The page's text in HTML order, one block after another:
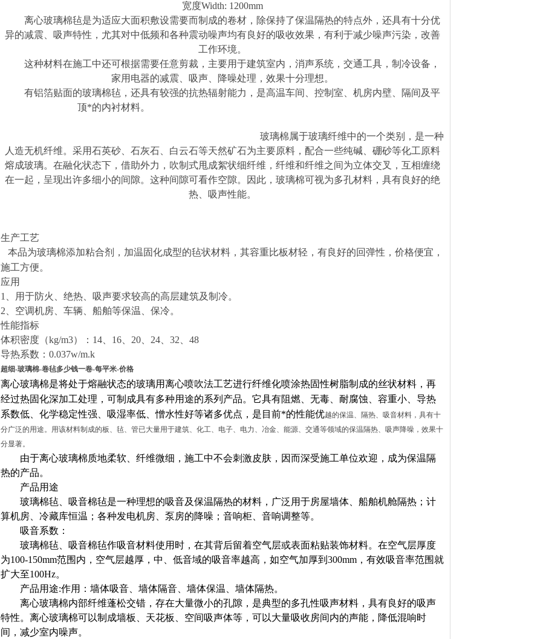
宽度Width: 1200mm
离心玻璃棉毡是为适应大面积敷设需要而制成的卷材，除保持了保温隔热的特点外，还具有十分优
异的减震、吸声特性，尤其对中低频和各种震动噪声均有良好的吸收效果，有利于减少噪声污染，改善
工作环境。
这种材料在施工中还可根据需要任意剪裁，主要用于建筑室内，消声系统，交通工具，制冷设备，
家用电器的减震、吸声、降噪处理，效果十分理想。
有铝箔贴面的玻璃棉毡，还具有较强的抗热辐射能力，是高温车间、控制室、机房内壁、隔间及平
顶*的内衬材料。
玻璃棉属于玻璃纤维中的一个类别，是一种
人造无机纤维。采用石英砂、石灰石、白云石等天然矿石为主要原料，配合一些纯碱、硼砂等化工原料
熔成玻璃。在融化状态下，借助外力，吹制式甩成絮状细纤维，纤维和纤维之间为立体交叉，互相缠绕
在一起，呈现出许多细小的间隙。这种间隙可看作空隙。因此，玻璃棉可视为多孔材料，具有良好的绝
热、吸声性能。
生产工艺
本品为玻璃棉添加粘合剂，加温固化成型的毡状材料，其容重比板材轻，有良好的回弹性，价格便宜，
施工方便。
应用
1
、用于防火、绝热、吸声要求较高的高层建筑及制冷。
2 、空调机房、车辆、船舶等保温、保冷。
性能指标
体积密度（kg/m3）： 14 16 20 24 32
48
导热系数： 0.037w/m.k
超细-玻璃棉-卷毡多少钱一卷-每平米-价格
离心玻璃棉是将处于熔融状态的玻璃用离心喷吹法工艺进行纤维化喷涂热固性树脂制成的丝状材料，再
经过热固化深加工处理，可制成具有多种用途的系列产品。它具有阻燃、无毒、耐腐蚀、容重小、导热
系数低、化学稳定性强、吸湿率低、憎水性好等诸多优点，是目前*的性能优越的保温、隔热、吸音材料，具有十
分广泛的用途。用该材料制成的板、毡、管已大量用于建筑、化工、电子、电力、冶金、能源、交通等领域的保温隔热、吸声降噪，效果十
分显著。
由于离心玻璃棉质地柔软、纤维微细，施工中不会刺激皮肤，因而深受施工单位欢迎，成为保温隔
热的产品。
产品用途
玻璃棉毡、吸音棉毡是一种理想的吸音及保温隔热的材料，广泛用于房屋墙体、船舶机舱隔热；计
算机房、冷藏库恒温；各种发电机房、泵房的降噪；音响柜、音响调整等。
吸音系数：
玻璃棉毡、吸音棉毡作吸音材料使用时，在其背后留着空气层或表面粘贴装饰材料。在空气层厚度
为100-150mm范围内，空气层越厚，中、低音域的吸音率越高，如空气加厚到300mm，有效吸音率范围就
扩大至100Hz。
产品用途:作用：墙体吸音、墙体隔音、墙体保温、墙体隔热。
离心玻璃棉内部纤维蓬松交错，存在大量微小的孔隙，是典型的多孔性吸声材料，具有良好的吸声
特性。离心玻璃棉可以制成墙板、天花板、空间吸声体等，可以大量吸收房间内的声能，降低混响时
间，减少室内噪声。